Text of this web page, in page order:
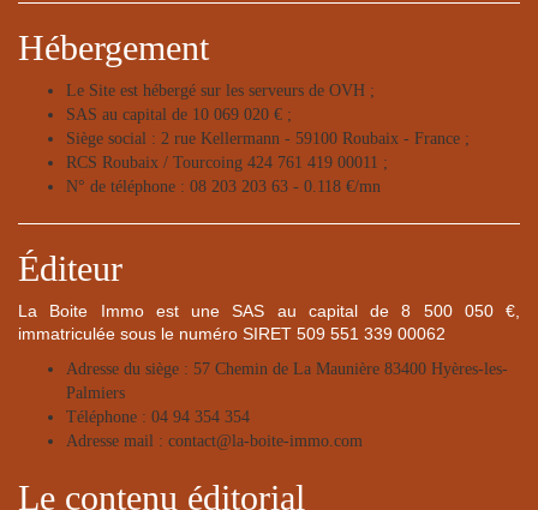
Hébergement
Le Site est hébergé sur les serveurs de OVH ;
SAS au capital de 10 069 020 € ;
Siège social : 2 rue Kellermann - 59100 Roubaix - France ;
RCS Roubaix / Tourcoing 424 761 419 00011 ;
N° de téléphone : 08 203 203 63 - 0.118 €/mn
Éditeur
La Boite Immo est une SAS au capital de 8 500 050 €,
immatriculée sous le numéro SIRET 509 551 339 00062
Adresse du siège : 57 Chemin de La Maunière 83400 Hyères-les-
Palmiers
Téléphone : 04 94 354 354
Adresse mail : contact@la-boite-immo.com
Le contenu éditorial